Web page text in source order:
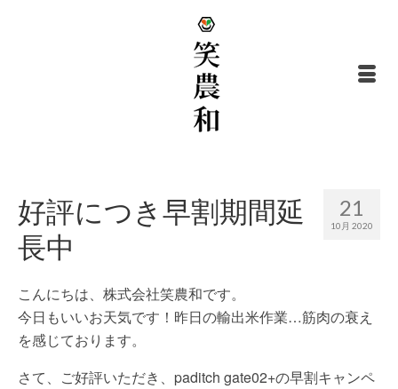
21
10月 2020
好評につき早割期間延
長中
こんにちは、株式会社笑農和です。
今日もいいお天気です！昨日の輸出米作業…筋肉の衰え
を感じております。
さて、ご好評いただき、paditch gate02+の早割キャンペ